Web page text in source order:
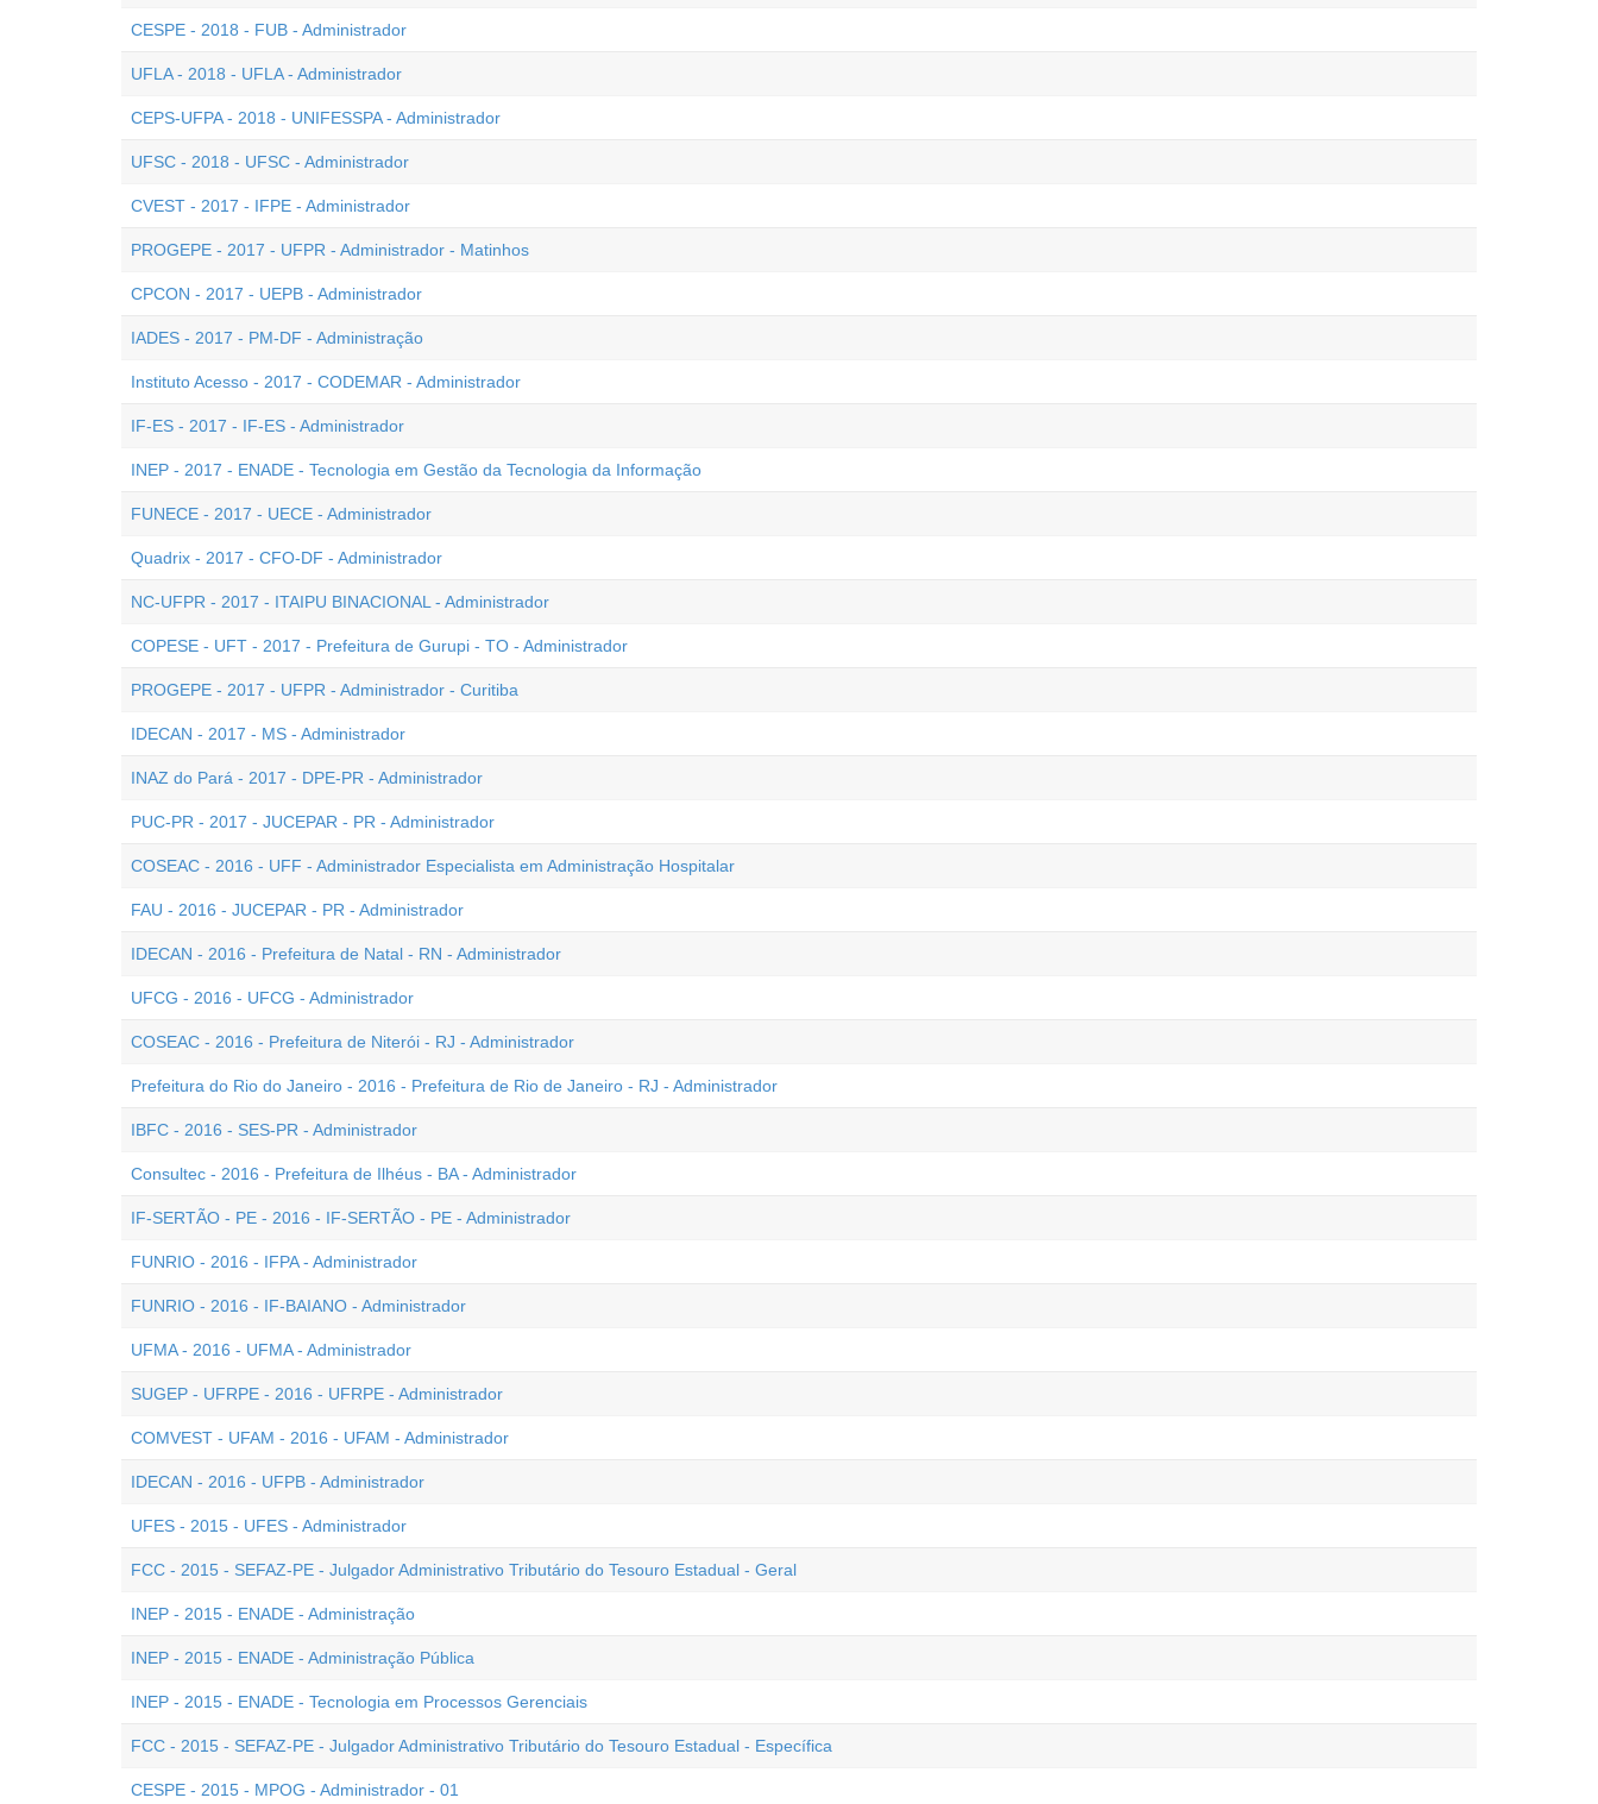
CESPE - 2018 - FUB - Administrador
UFLA - 2018 - UFLA - Administrador
CEPS-UFPA - 2018 - UNIFESSPA - Administrador
UFSC - 2018 - UFSC - Administrador
CVEST - 2017 - IFPE - Administrador
PROGEPE - 2017 - UFPR - Administrador - Matinhos
CPCON - 2017 - UEPB - Administrador
IADES - 2017 - PM-DF - Administração
Instituto Acesso - 2017 - CODEMAR - Administrador
IF-ES - 2017 - IF-ES - Administrador
INEP - 2017 - ENADE - Tecnologia em Gestão da Tecnologia da Informação
FUNECE - 2017 - UECE - Administrador
Quadrix - 2017 - CFO-DF - Administrador
NC-UFPR - 2017 - ITAIPU BINACIONAL - Administrador
COPESE - UFT - 2017 - Prefeitura de Gurupi - TO - Administrador
PROGEPE - 2017 - UFPR - Administrador - Curitiba
IDECAN - 2017 - MS - Administrador
INAZ do Pará - 2017 - DPE-PR - Administrador
PUC-PR - 2017 - JUCEPAR - PR - Administrador
COSEAC - 2016 - UFF - Administrador Especialista em Administração Hospitalar
FAU - 2016 - JUCEPAR - PR - Administrador
IDECAN - 2016 - Prefeitura de Natal - RN - Administrador
UFCG - 2016 - UFCG - Administrador
COSEAC - 2016 - Prefeitura de Niterói - RJ - Administrador
Prefeitura do Rio do Janeiro - 2016 - Prefeitura de Rio de Janeiro - RJ - Administrador
IBFC - 2016 - SES-PR - Administrador
Consultec - 2016 - Prefeitura de Ilhéus - BA - Administrador
IF-SERTÃO - PE - 2016 - IF-SERTÃO - PE - Administrador
FUNRIO - 2016 - IFPA - Administrador
FUNRIO - 2016 - IF-BAIANO - Administrador
UFMA - 2016 - UFMA - Administrador
SUGEP - UFRPE - 2016 - UFRPE - Administrador
COMVEST - UFAM - 2016 - UFAM - Administrador
IDECAN - 2016 - UFPB - Administrador
UFES - 2015 - UFES - Administrador
FCC - 2015 - SEFAZ-PE - Julgador Administrativo Tributário do Tesouro Estadual - Geral
INEP - 2015 - ENADE - Administração
INEP - 2015 - ENADE - Administração Pública
INEP - 2015 - ENADE - Tecnologia em Processos Gerenciais
FCC - 2015 - SEFAZ-PE - Julgador Administrativo Tributário do Tesouro Estadual - Específica
CESPE - 2015 - MPOG - Administrador - 01